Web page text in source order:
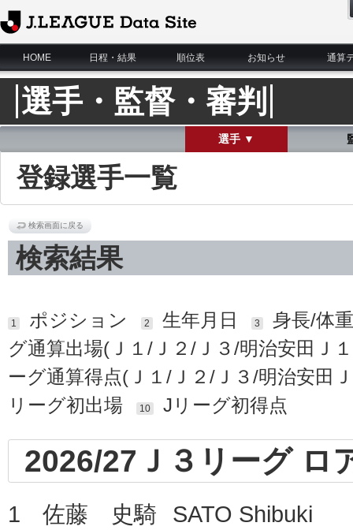
J.League Data Site
HOME
日程・結果 順位表 お知らせ 通算
選手・監督・審判
選手 ▼
登録選手一覧
検索画面に戻る
検索結果
1 ポジション 2 生年月日 3
身長/体重
グ通算出場(Ｊ１/Ｊ２/Ｊ３/明治安田Ｊ
ーグ通算得点(Ｊ１/Ｊ２/Ｊ３/明治安田
リーグ初出場
10 Jリーグ初得点
2026/27Ｊ３リーグ ロ
1 佐藤 史騎 SATO Shibuki